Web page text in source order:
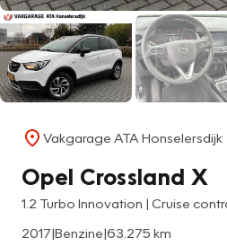
Vakgarage ATA Honselersdijk
Opel Crossland X
2017|Benzine|63.275 km